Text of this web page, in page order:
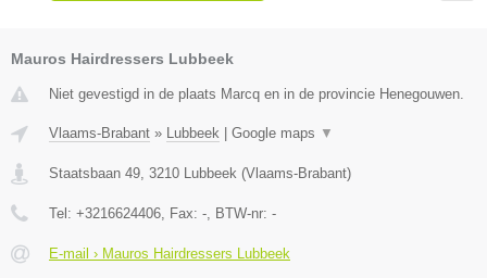
Mauros Hairdressers Lubbeek
Niet gevestigd in de plaats Marcq en in de provincie Henegouwen.
Vlaams-Brabant » Lubbeek Google maps ▼
Staatsbaan 49, 3210 Lubbeek (Vlaams-Brabant)
Tel: +3216624406, Fax: -, BTW-nr: -
E-mail › Mauros Hairdressers Lubbeek